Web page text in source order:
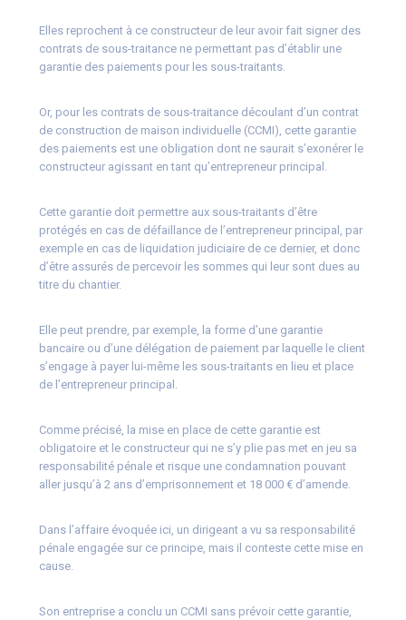
Elles reprochent à ce constructeur de leur avoir fait signer des
contrats de sous-traitance ne permettant pas d’établir une
garantie des paiements pour les sous-traitants.
Or, pour les contrats de sous-traitance découlant d’un contrat
de construction de maison individuelle (CCMI), cette garantie
des paiements est une obligation dont ne saurait s’exonérer le
constructeur agissant en tant qu’entrepreneur principal.
Cette garantie doit permettre aux sous-traitants d’être
protégés en cas de défaillance de l’entrepreneur principal, par
exemple en cas de liquidation judiciaire de ce dernier, et donc
d’être assurés de percevoir les sommes qui leur sont dues au
titre du chantier.
Elle peut prendre, par exemple, la forme d’une garantie
bancaire ou d’une délégation de paiement par laquelle le client
s’engage à payer lui-même les sous-traitants en lieu et place
de l’entrepreneur principal.
Comme précisé, la mise en place de cette garantie est
obligatoire et le constructeur qui ne s’y plie pas met en jeu sa
responsabilité pénale et risque une condamnation pouvant
aller jusqu’à 2 ans d’emprisonnement et 18 000 € d’amende.
Dans l’affaire évoquée ici, un dirigeant a vu sa responsabilité
pénale engagée sur ce principe, mais il conteste cette mise en
cause.
Son entreprise a conclu un CCMI sans prévoir cette garantie,